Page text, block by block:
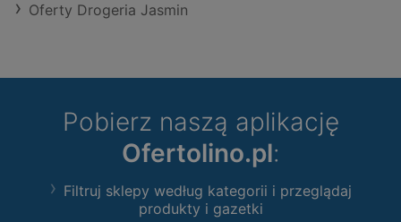
Oferty Drogeria Jasmin
Pobierz naszą aplikację
Ofertolino.pl:
Filtruj sklepy według kategorii i przeglądaj
produkty i gazetki